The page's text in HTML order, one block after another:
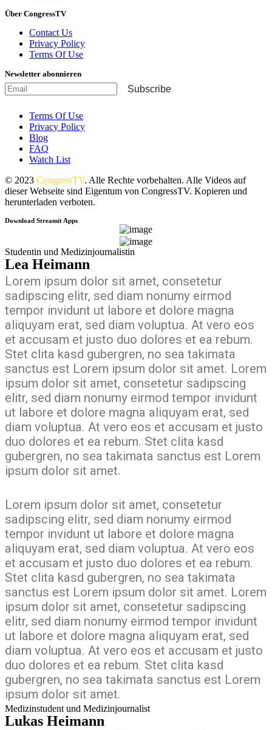
Über CongressTV
Contact Us
Privacy Policy
Terms Of Use
Newsletter abonnieren
Subscribe
Terms Of Use
Privacy Policy
Blog
FAQ
Watch List
© 2023 CongressTV. Alle Rechte vorbehalten. Alle Videos auf
dieser Webseite sind Eigentum von CongressTV. Kopieren und
herunterladen verboten.
Download Streamit Apps
Studentin und Medizinjournalistin
Lea Heimann
Lorem ipsum dolor sit amet, consetetur
sadipscing elitr, sed diam nonumy eirmod
tempor invidunt ut labore et dolore magna
aliquyam erat, sed diam voluptua. At vero eos
et accusam et justo duo dolores et ea rebum.
Stet clita kasd gubergren, no sea takimata
sanctus est Lorem ipsum dolor sit amet. Lorem
ipsum dolor sit amet, consetetur sadipscing
elitr, sed diam nonumy eirmod tempor invidunt
ut labore et dolore magna aliquyam erat, sed
diam voluptua. At vero eos et accusam et justo
duo dolores et ea rebum. Stet clita kasd
gubergren, no sea takimata sanctus est Lorem
ipsum dolor sit amet.
Lorem ipsum dolor sit amet, consetetur
sadipscing elitr, sed diam nonumy eirmod
tempor invidunt ut labore et dolore magna
aliquyam erat, sed diam voluptua. At vero eos
et accusam et justo duo dolores et ea rebum.
Stet clita kasd gubergren, no sea takimata
sanctus est Lorem ipsum dolor sit amet. Lorem
ipsum dolor sit amet, consetetur sadipscing
elitr, sed diam nonumy eirmod tempor invidunt
ut labore et dolore magna aliquyam erat, sed
diam voluptua. At vero eos et accusam et justo
duo dolores et ea rebum. Stet clita kasd
gubergren, no sea takimata sanctus est Lorem
ipsum dolor sit amet.
Medizinstudent und Medizinjournalist
Lukas Heimann